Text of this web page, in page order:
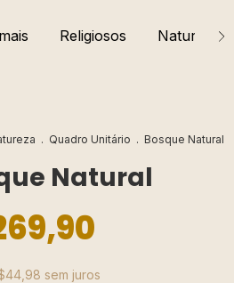
Religiosos Natureza
. Quadro Unitário . Bosque Natural
Natural
sem juros